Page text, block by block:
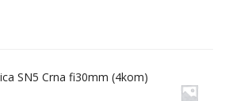
SN5 Crna fi30mm (4kom)